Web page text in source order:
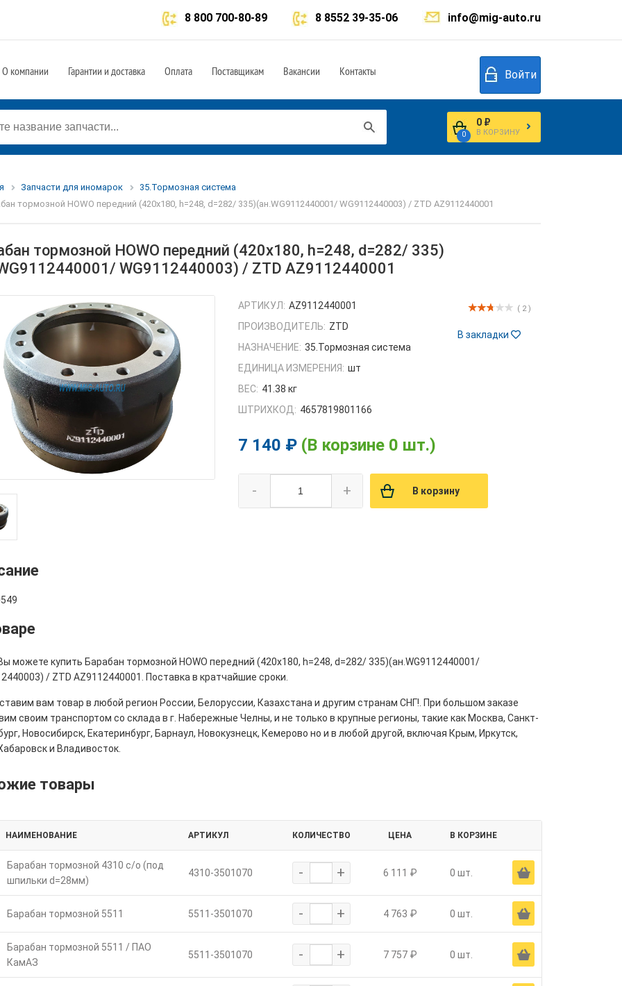
info@mig-auto.ru
8 8552 39-35-06
8 800 700-80-89
О компании Гарантии и доставка Оплата Поставщикам Вакансии Контакты Войти
0
0 ₽
В КОРЗИНУ
Запчасти для иномарок
35.Тормозная система
тормозной HOWO передний (420x180, h=248, d=282/ 335)(ан.WG9112440001/ WG9112440003) / ZTD AZ9112440001
тормозной HOWO передний (420x180, h=248, d=282/ 335)
WG9112440003) / ZTD AZ9112440001
( 2 )
В закладки
АРТИКУЛ: AZ9112440001
ПРОИЗВОДИТЕЛЬ: ZTD
НАЗНАЧЕНИЕ: 35.Тормозная система
ЕДИНИЦА ИЗМЕРЕНИЯ: шт
ВЕС: 41.38 кг
ШТРИХКОД: 4657819801166
7 140 ₽ (В корзине 0 шт.)
- + В корзину
можете купить Барабан тормозной HOWO передний (420x180, h=248, d=282/ 335)(ан.WG9112440001/
/ ZTD AZ9112440001. Поставка в кратчайшие сроки.
вам товар в любой регион России, Белоруссии, Казахстана и другим странам СНГ!. При большом заказе
своим транспортом со склада в г. Набережные Челны, и не только в крупные регионы, такие как Москва, Санкт-
Новосибирск, Екатеринбург, Барнаул, Новокузнецк, Кемерово но и в любой другой, включая Крым, Иркутск,
и Владивосток.
товары
НАИМЕНОВАНИЕ АРТИКУЛ КОЛИЧЕСТВО ЦЕНА В КОРЗИНЕ
Барабан тормозной 4310 с/о (под
шпильки d=28мм)
4310-3501070 - + 6 111 ₽ 0 шт. Ä
Барабан тормозной 5511 5511-3501070 - + 4 763 ₽ 0 шт. Ä
Барабан тормозной 5511 / ПАО
КамАЗ
5511-3501070 - + 7 757 ₽ 0 шт. Ä